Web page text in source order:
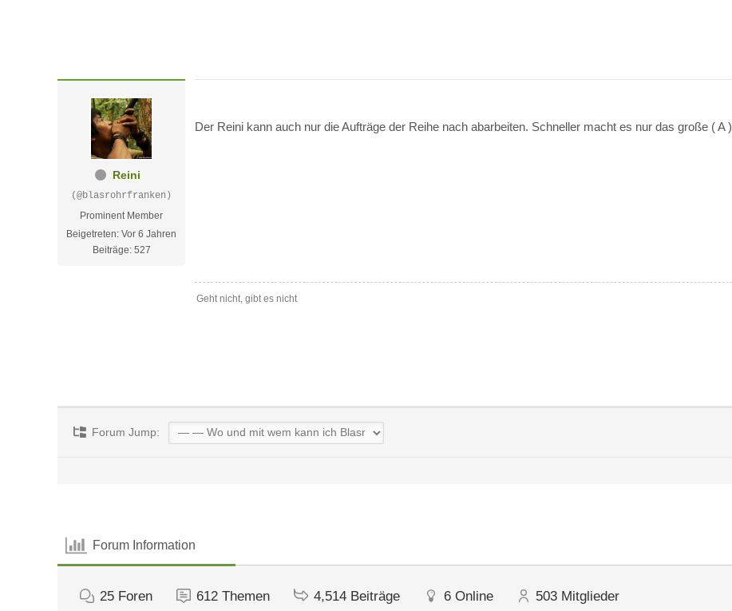
Reini
(@blasrohrfranken)
Prominent Member
Beigetreten: Vor 6 Jahren
Beiträge: 527
Der Reini kann auch nur die Aufträge der Reihe nach abarbeiten. Schneller macht es nur das große ( A )
Geht nicht, gibt es nicht
Forum Jump:
Forum Information
25 Foren 612 Themen 4,514 Beiträge 6 Online 503 Mitglieder